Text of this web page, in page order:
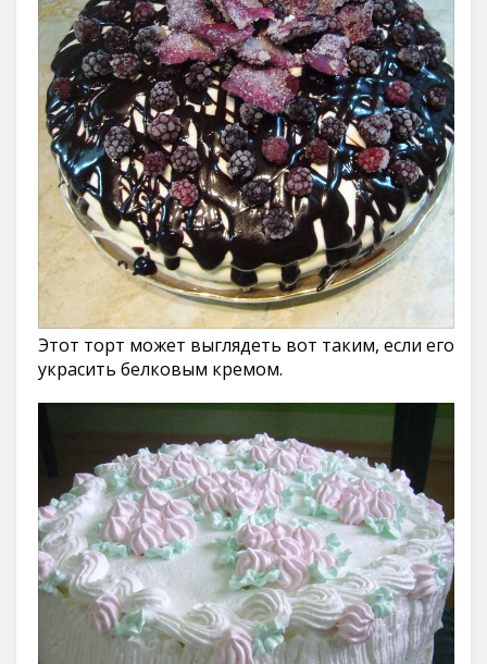
Этот торт может выглядеть вот таким, если его
украсить белковым кремом.